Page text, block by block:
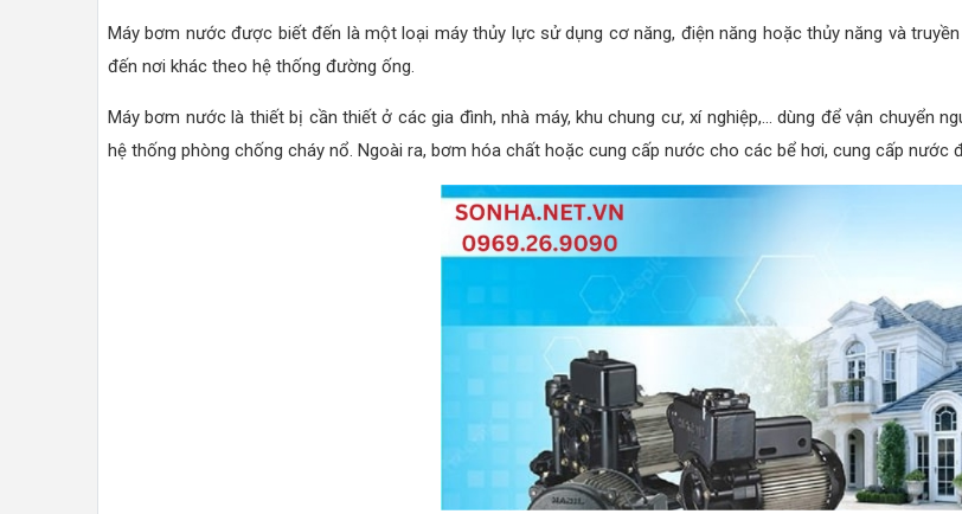
Máy bơm nước được biết đến là một loại máy thủy lực sử dụng cơ năng, điện năng hoặc thủy năng và
đến nơi khác theo hệ thống đường ống.
Máy bơm nước là thiết bị cần thiết ở các gia đình, nhà máy, khu chung cư, xí nghiệp,... dùng để vận chuyển
hệ thống phòng chống cháy nổ. Ngoài ra, bơm hóa chất hoặc cung cấp nước cho các bể hơi, cung cấp nước